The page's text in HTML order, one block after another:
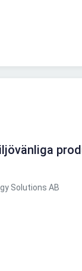
Solutions AB